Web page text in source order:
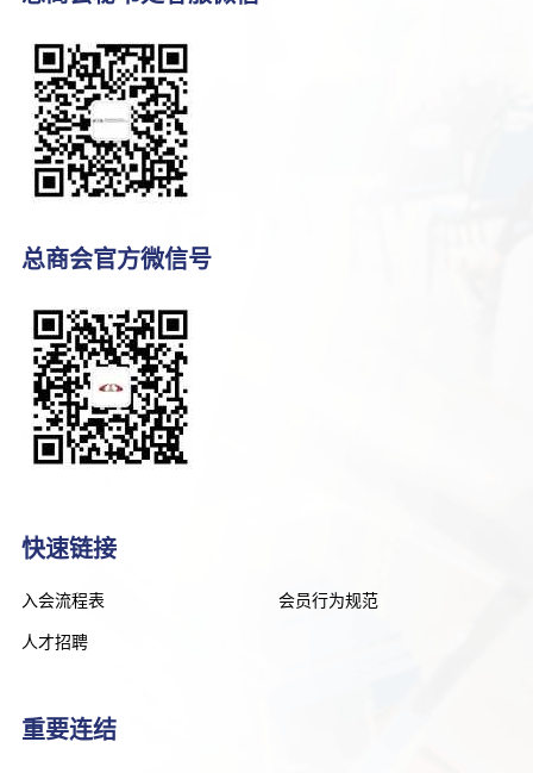
总商会官方微信号
快速链接
入会流程表 会员行为规范
人才招聘
重要连结